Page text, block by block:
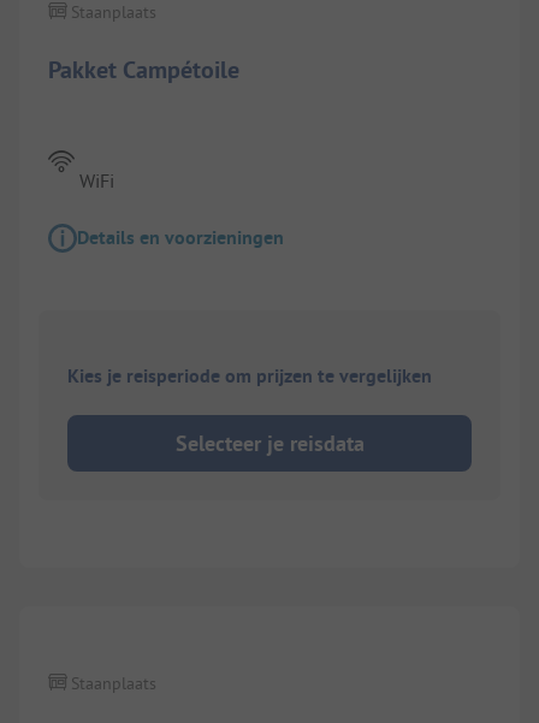
Pakket Campétoile
Staanplaats
WiFi
Details en voorzieningen
Kies je reisperiode om prijzen te vergelijken
Selecteer je reisdata
Staanplaats